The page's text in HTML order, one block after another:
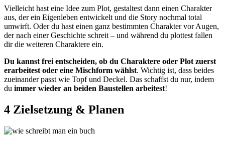
Vielleicht hast eine Idee zum Plot, gestaltest dann einen Charakter
aus, der ein Eigenleben entwickelt und die Story nochmal total
umwirft. Oder du hast einen ganz bestimmten Charakter vor Augen,
der nach einer Geschichte schreit – und während du plottest fallen
dir die weiteren Charaktere ein.
Du kannst frei entscheiden, ob du Charaktere oder Plot zuerst
erarbeitest oder eine Mischform wählst. Wichtig ist, dass beides
zueinander passt wie Topf und Deckel. Das schaffst du nur, indem
du immer wieder an beiden Baustellen arbeitest!
4 Zielsetzung & Planen